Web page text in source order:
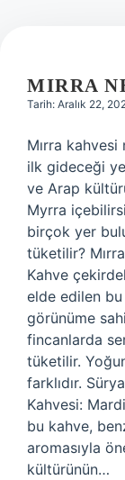
MIRRA
Tarih: Aralık 22,
Mırra
ilk gideceği
ve Arap
Myrra
birçok yer
tüketilir?
Kahve
elde edilen
görünüme
fincanlarda
tüketilir.
farklıdır.
Kahvesi:
bu kahve,
aromasıyla
kültürünün…